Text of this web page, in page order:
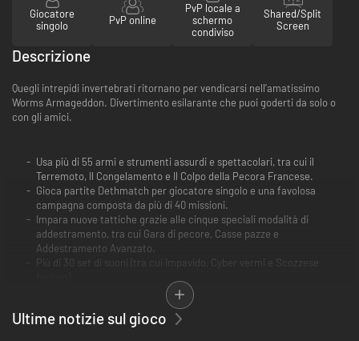
Giocatore
singolo
PvP online
PvP locale a
schermo
condiviso
Shared/Split
Screen
Descrizione
Quegli intrepidi invertebrati ritornano per vendicarsi nell’amatissimo
Worms Armageddon. Divertimento esilarante che puoi goderti da solo o
con gli amici.
Usa più di 55 armi e strumenti assurdi e spettacolari, tra cui il
Terremoto, Il Congelamento e Il Colpo della Pecora Francese.
Gioca partite Dethmatch per giocatore singolo e una favolosa
campagna composta da più di 40 missioni.
Impara nuove tattiche grazie alle cinque speciali modalità di
addestramento, tra cui Gara di pecore, Casse pazze e
Addestramento Avanzato.
Più di 30 set di suoni (tra cui Impavido, Cyber vermi e Scozzese
Novità per la modalità multigiocatore: Handcap (aggiungi o sottrai
energia a una squadra), Squadre alleate (fai squadra con qualcuno
contro un altro giocatore), Morbo del verme, Home Run e molte altre
Ultime notizie sul gioco